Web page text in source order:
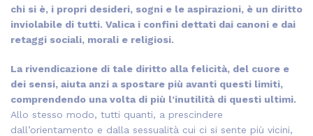
chi si è, i propri desideri, sogni e le aspirazioni, è un diritto
inviolabile di tutti. Valica i confini dettati dai canoni e dai
retaggi sociali, morali e religiosi.
La rivendicazione di tale diritto alla felicità, del cuore e
dei sensi, aiuta anzi a spostare più avanti questi limiti,
comprendendo una volta di più l’inutilità di questi ultimi.
Allo stesso modo, tutti quanti, a prescindere
dall’orientamento e dalla sessualità cui ci si sente più vicini,